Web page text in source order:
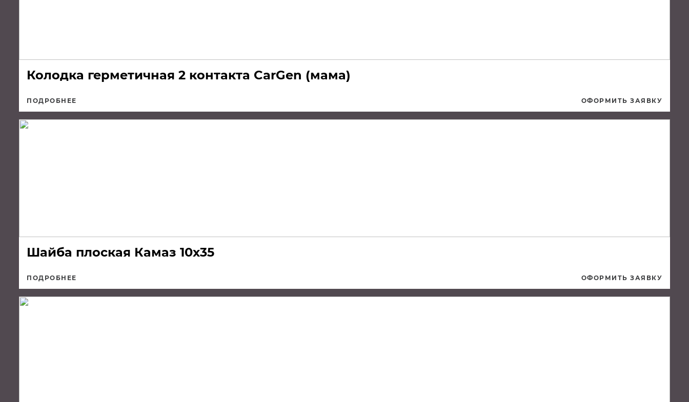
Колодка герметичная 2 контакта CarGen (мама)
ПОДРОБНЕЕ ОФОРМИТЬ ЗАЯВКУ
Шайба плоская Камаз 10х35
ПОДРОБНЕЕ ОФОРМИТЬ ЗАЯВКУ